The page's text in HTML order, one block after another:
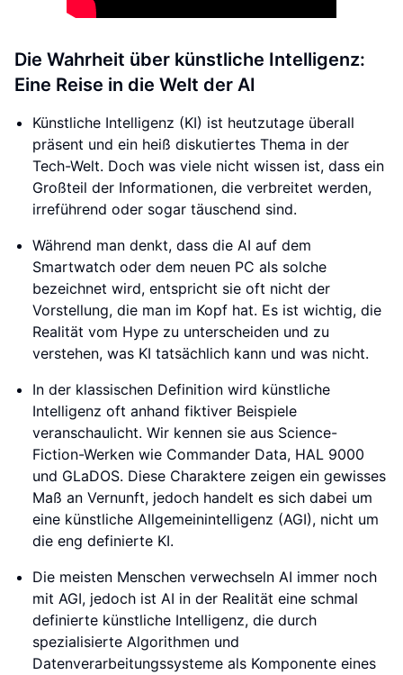
Die Wahrheit über künstliche Intelligenz:
Eine Reise in die Welt der AI
Künstliche Intelligenz (KI) ist heutzutage überall
präsent und ein heiß diskutiertes Thema in der
Tech-Welt. Doch was viele nicht wissen ist, dass ein
Großteil der Informationen, die verbreitet werden,
irreführend oder sogar täuschend sind.
Während man denkt, dass die AI auf dem
Smartwatch oder dem neuen PC als solche
bezeichnet wird, entspricht sie oft nicht der
Vorstellung, die man im Kopf hat. Es ist wichtig, die
Realität vom Hype zu unterscheiden und zu
verstehen, was KI tatsächlich kann und was nicht.
In der klassischen Definition wird künstliche
Intelligenz oft anhand fiktiver Beispiele
veranschaulicht. Wir kennen sie aus Science-
Fiction-Werken wie Commander Data, HAL 9000
und GLaDOS. Diese Charaktere zeigen ein gewisses
Maß an Vernunft, jedoch handelt es sich dabei um
eine künstliche Allgemeinintelligenz (AGI), nicht um
die eng definierte KI.
Die meisten Menschen verwechseln AI immer noch
mit AGI, jedoch ist AI in der Realität eine schmal
definierte künstliche Intelligenz, die durch
spezialisierte Algorithmen und
Datenverarbeitungssysteme als Komponente eines